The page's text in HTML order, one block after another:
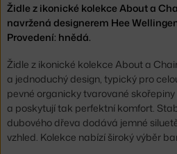
Židle z ikonické kolekce About a
navržená designerem Hee
Provedení: hnědá.
Židle z ikonické kolekce About a
a jednoduchý design, typický pro
pevné organicky tvarované
a poskytují tak perfektní komfort.
dubového dřeva dodává jemné
vzhled. Kolekce nabízí široký výběr